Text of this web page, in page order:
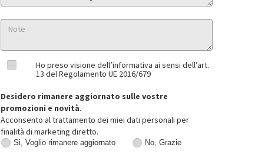
Ho preso visione dell’informativa ai sensi dell’art.
13 del Regolamento UE 2016/679
Desidero rimanere aggiornato sulle vostre
promozioni e novità.
Acconsento al trattamento dei miei dati personali per
finalità di marketing diretto.
Si, Voglio rimanere aggiornato No, Grazie